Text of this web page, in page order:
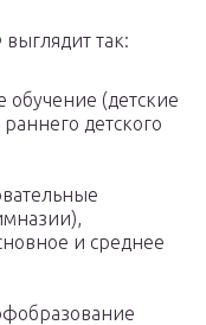
так:
(детские
детского
и среднее